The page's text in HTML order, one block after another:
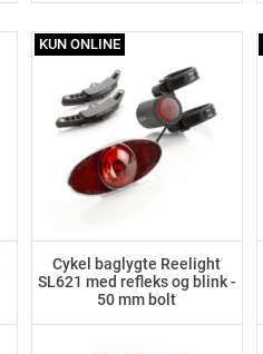
Cykel baglygte Reelight
SL621 med refleks og blink -
50 mm bolt
KUN ONLINE